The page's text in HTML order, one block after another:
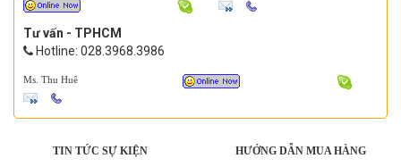
Tư vấn - TPHCM
Hotline: 028.3968.3986
Ms. Thu Huê
TIN TỨC SỰ KIỆN HƯỚNG DẪN MUA HÀNG